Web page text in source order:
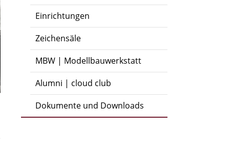
Einrichtungen
Zeichensäle
MBW | Modellbauwerkstatt
Alumni | cloud club
Dokumente und Downloads